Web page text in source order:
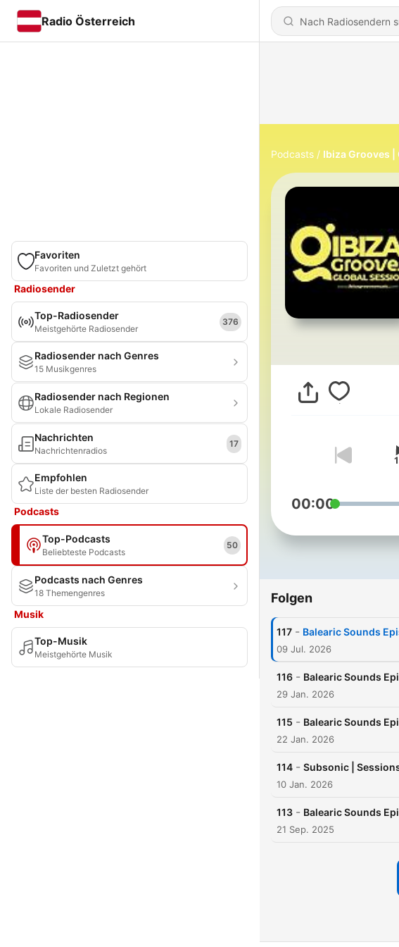
Radio Österreich
Favoriten
Favoriten und Zuletzt gehört
Radiosender
Top-Radiosender
Meistgehörte Radiosender
376
Radiosender nach Genres
15 Musikgenres
Radiosender nach Regionen
Lokale Radiosender
Nachrichten
Nachrichtenradios
17
Empfohlen
Liste der besten Radiosender
Podcasts
Top-Podcasts
Beliebteste Podcasts
50
Podcasts nach Genres
18 Themengenres
Musik
Top-Musik
Meistgehörte Musik
Podcasts Ibiza Grooves |
00:00
Folgen
117 - Balearic Sounds
09 Jul. 2026
116 - Balearic Sounds
29 Jan. 2026
115 - Balearic Sounds
22 Jan. 2026
114 - Subsonic |
10 Jan. 2026
113 - Balearic Sounds
21 Sep. 2025